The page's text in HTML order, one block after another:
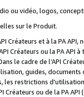
ou vidéo, logos,
sur le Produit.
Créateurs et à la PA
Créateurs ou la PA
le cadre de l’API
guides,
restrictions
ou de la PA